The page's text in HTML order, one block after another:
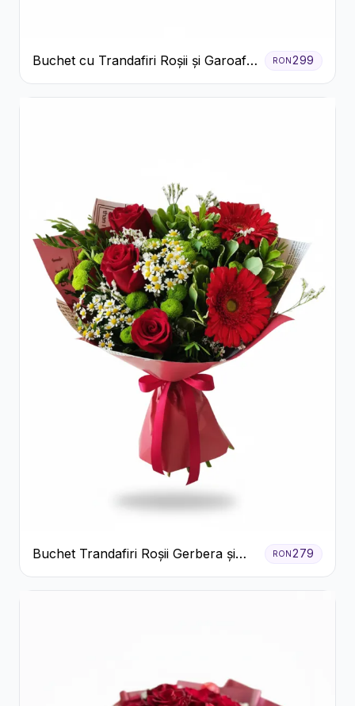
Buchet cu Trandafiri Roșii și Garoafe
Roz Pal
RON299
Buchet Trandafiri Roșii Gerbera și
Verdeață
RON279